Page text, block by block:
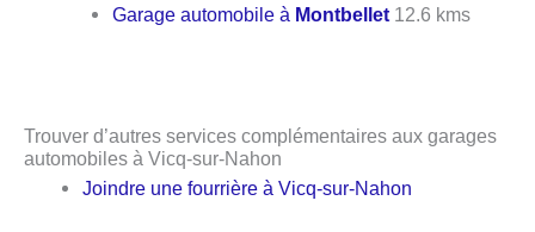
Garage automobile à Montbellet 12.6 kms
Trouver d’autres services complémentaires aux garages
automobiles à Vicq-sur-Nahon
Joindre une fourrière à Vicq-sur-Nahon